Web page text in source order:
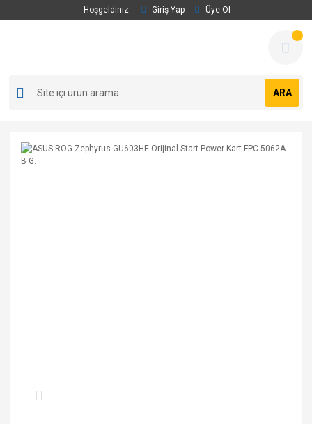
Hoşgeldiniz Giriş Yap Üye Ol
ARA